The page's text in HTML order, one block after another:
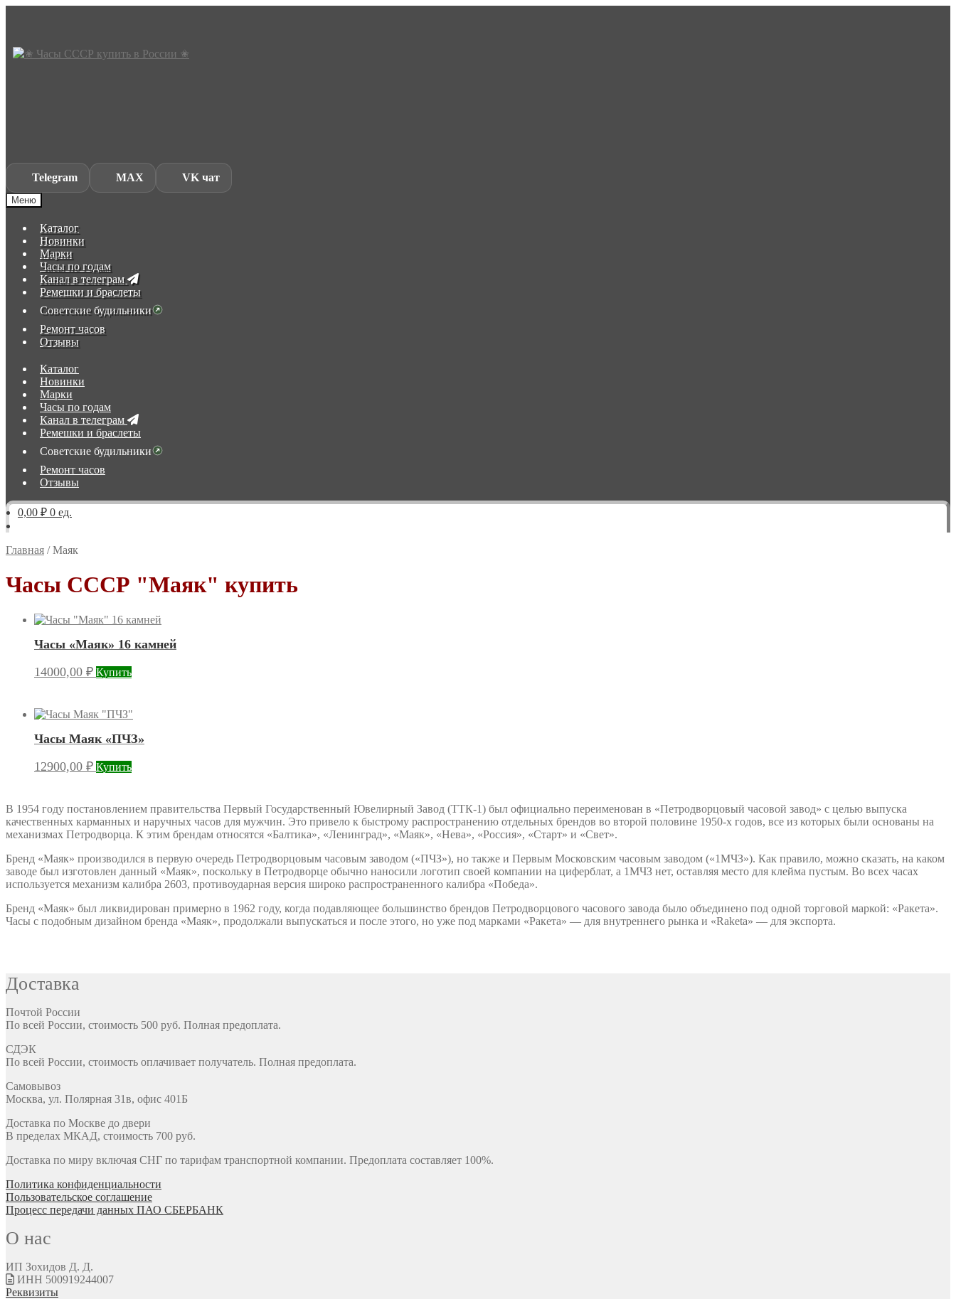
Skip
Skip
Telegram MAX VK чат
Меню
Каталог
Новинки
Марки
Часы по годам
Канал в телеграм
Ремешки и браслеты
Советские будильники
Ремонт часов
Отзывы
Каталог
Новинки
Марки
Часы по годам
Канал в телеграм
Ремешки и браслеты
Советские будильники
Ремонт часов
Отзывы
0,00 ₽ 0 ед.
Главная /Маяк
Часы СССР "Маяк" купить
Часы «Маяк» 16 камней
14000,00 ₽ Купить
Часы Маяк «ПЧЗ»
12900,00 ₽ Купить
В 1954 году постановлением правительства Первый Государственный Ювелирный Завод (ТТК-1) был официально переименован в «Петродворцовый часовой завод» с целью выпуска
качественных карманных и наручных часов для мужчин. Это привело к быстрому распространению отдельных брендов во второй половине 1950-х годов, все из которых были основаны на
механизмах Петродворца. К этим брендам относятся «Балтика», «Ленинград», «Маяк», «Нева», «Россия», «Старт» и «Свет».
Бренд «Маяк» производился в первую очередь Петродворцовым часовым заводом («ПЧЗ»), но также и Первым Московским часовым заводом («1МЧЗ»). Как правило, можно сказать, на каком
заводе был изготовлен данный «Маяк», поскольку в Петродворце обычно наносили логотип своей компании на циферблат, а 1МЧЗ нет, оставляя место для клейма пустым. Во всех часах
используется механизм калибра 2603, противоударная версия широко распространенного калибра «Победа».
Бренд «Маяк» был ликвидирован примерно в 1962 году, когда подавляющее большинство брендов Петродворцового часового завода было объединено под одной торговой маркой: «Ракета».
Часы с подобным дизайном бренда «Маяк», продолжали выпускаться и после этого, но уже под марками «Ракета» — для внутреннего рынка и «Raketa» — для экспорта.
Доставка
Почтой России
По всей России, стоимость 500 руб. Полная предоплата.
СДЭК
По всей России, стоимость оплачивает получатель. Полная предоплата.
Самовывоз
Москва, ул. Полярная 31в, офис 401Б
Доставка по Москве до двери
В пределах МКАД, стоимость 700 руб.
Доставка по миру включая СНГ по тарифам транспортной компании. Предоплата составляет 100%.
Политика конфиденциальности
Пользовательское соглашение
Процесс передачи данных ПАО СБЕРБАНК
О нас
ИП Зохидов Д. Д.
ИНН 500919244007
Реквизиты